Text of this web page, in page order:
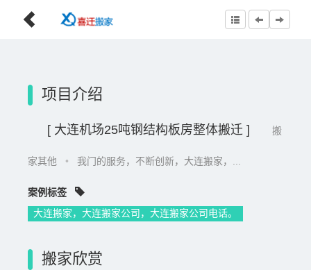
项目介绍
[ 大连机场25吨钢结构板房整体搬迁 ] 搬
家其他 • 我门的服务，不断创新，大连搬家，...
案例标签
大连搬家，大连搬家公司，大连搬家公司电话。
搬家欣赏